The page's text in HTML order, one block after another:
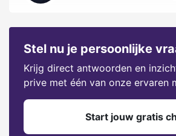
Stel nu je persoonlijke
Krijg direct antwoorden en
prive met één van onze ervaren
Start jouw gratis